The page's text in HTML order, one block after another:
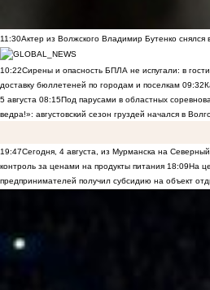
11:30Актер из Волжского Владимир Бутенко
10:22Сирены и опасность БПЛА не испугали: в
доставку бюллетеней по городам и поселкам 09:32
5 августа 08:15Под парусами в областных
ведра!»: августовский сезон груздей начался в
19:47Сегодня, 4 августа, из Мурманска на
контроль за ценами на продукты питания 18:09На
предпринимателей получил субсидию на объект